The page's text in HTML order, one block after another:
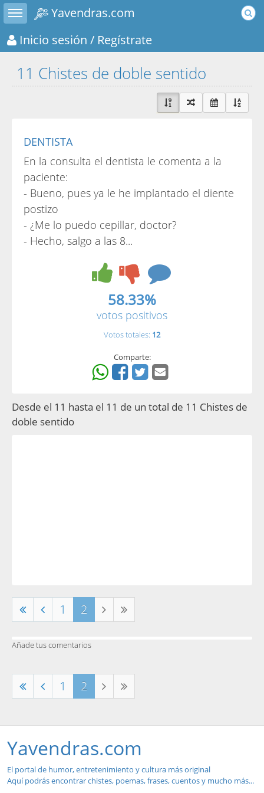
Toggle sidebar
Yavendras.com
Inicio sesión / Regístrate
11 Chistes de doble sentido
DENTISTA
En la consulta el dentista le comenta a la
paciente:
- Bueno, pues ya le he implantado el diente
postizo
- ¿Me lo puedo cepillar, doctor?
- Hecho, salgo a las 8...
58.33%
votos positivos
Votos totales: 12
Comparte:
Desde el 11 hasta el 11 de un total de 11 Chistes de
doble sentido
1 2
Añade tus comentarios
1 2
Yavendras.com
El portal de humor, entretenimiento y cultura más original
Aquí podrás encontrar chistes, poemas, frases, cuentos y mucho más...